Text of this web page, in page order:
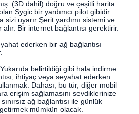
(3D dahil) doğru ve çeşitli harita
Sygic bir yardımcı pilot gibidir.
sizi uyarır Şerit yardımı sistemi ve
Bir internet bağlantısı gerektirir.
ederken bir ağ bağlantısı
belirtildiği gibi hala indirme
ihtiyaç veya seyahat ederken
Dahası, bu tür, diğer mobil
erişim sağlamasını sevdiklerinize
ağ bağlantısı ile günlük
mümkün olacak.